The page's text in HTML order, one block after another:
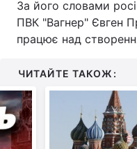
За його словами
ПВК "Вагнер" Євген
працює над
ЧИТАЙТЕ ТАКОЖ: